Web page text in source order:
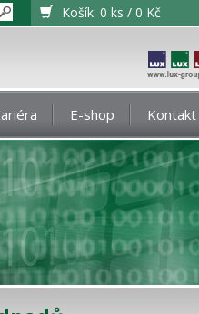
Košík: 0 ks / 0 Kč
E-shop Kontakt